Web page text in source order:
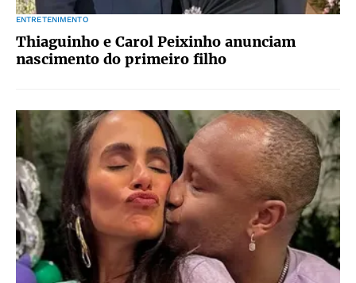
ENTRETENIMENTO
Thiaguinho e Carol Peixinho anunciam
nascimento do primeiro filho